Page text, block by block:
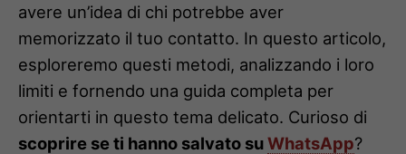
avere un’idea di chi potrebbe aver
memorizzato il tuo contatto. In questo articolo,
esploreremo questi metodi, analizzando i loro
limiti e fornendo una guida completa per
orientarti in questo tema delicato. Curioso di
scoprire se ti hanno salvato suWhatsApp?